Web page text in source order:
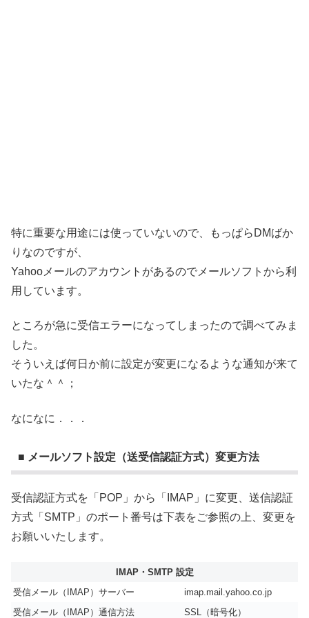
特に重要な用途には使っていないので、もっぱらDMばか
りなのですが、
Yahooメールのアカウントがあるのでメールソフトから利
用しています。
ところが急に受信エラーになってしまったので調べてみま
した。
そういえば何日か前に設定が変更になるような通知が来て
いたな＾＾；
なになに．．．
■ メールソフト設定（送受信認証方式）変更方法
受信認証方式を「POP」から「IMAP」に変更、送信認証
方式「SMTP」のポート番号は下表をご参照の上、変更を
お願いいたします。
IMAP・SMTP 設定
受信メール（IMAP）サーバー
imap.mail.yahoo.co.jp
受信メール（IMAP）通信方法
SSL（暗号化）